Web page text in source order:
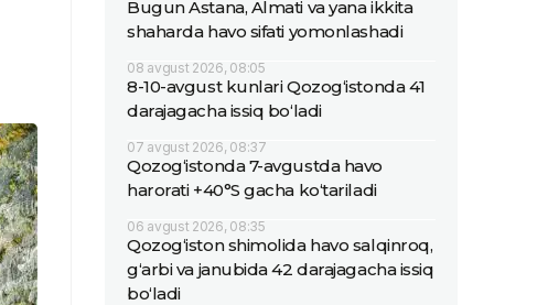
Bugun Astana, Almati va yana ikkita
shaharda havo sifati yomonlashadi
08 avgust 2026, 08:05
8-10-avgust kunlari Qozog‘istonda 41
darajagacha issiq bo‘ladi
07 avgust 2026, 08:37
Qozog‘istonda 7-avgustda havo
harorati +40°S gacha ko‘tariladi
06 avgust 2026, 08:35
Qozog‘iston shimolida havo salqinroq,
g‘arbi va janubida 42 darajagacha issiq
bo‘ladi